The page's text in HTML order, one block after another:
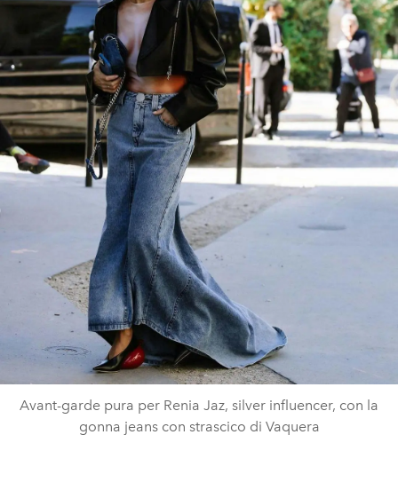
Avant-garde pura per Renia Jaz, silver influencer, con la
gonna jeans con strascico di Vaquera